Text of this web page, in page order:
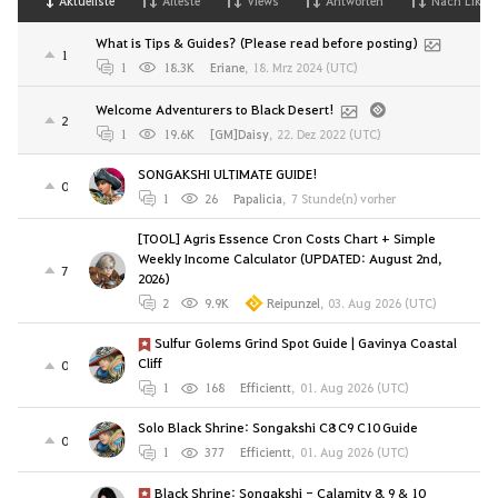
1
What is Tips & Guides? (Please read before posting)
1 18.3K Eriane, 18. Mrz 2024 (UTC)
2
Welcome Adventurers to Black Desert!
1 19.6K [GM]Daisy, 22. Dez 2022 (UTC)
0
SONGAKSHI ULTIMATE GUIDE!
1 26 Papalicia, 7 Stunde(n) vorher
7
[TOOL] Agris Essence Cron Costs Chart + Simple
Weekly Income Calculator (UPDATED: August 2nd,
2026)
2 9.9K Reipunzel, 03. Aug 2026 (UTC)
0
Sulfur Golems Grind Spot Guide | Gavinya Coastal
Cliff
1 168 Efficientt, 01. Aug 2026 (UTC)
0
Solo Black Shrine: Songakshi C8 C9 C10 Guide
1 377 Efficientt, 01. Aug 2026 (UTC)
Black Shrine: Songakshi - Calamity 8, 9 & 10